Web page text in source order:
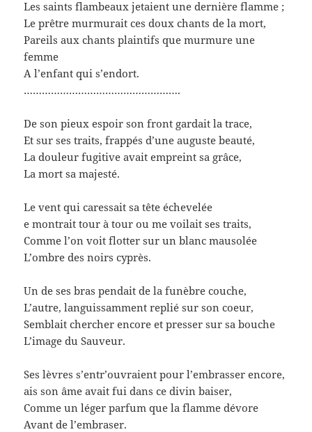
Les saints flambeaux jetaient une dernière flamme ;
Le prêtre murmurait ces doux chants de la mort,
Pareils aux chants plaintifs que murmure une
femme
A l’enfant qui s’endort.
…………………………………………….
De son pieux espoir son front gardait la trace,
Et sur ses traits, frappés d’une auguste beauté,
La douleur fugitive avait empreint sa grâce,
La mort sa majesté.
Le vent qui caressait sa tête échevelée
e montrait tour à tour ou me voilait ses traits,
Comme l’on voit flotter sur un blanc mausolée
L’ombre des noirs cyprès.
Un de ses bras pendait de la funèbre couche,
L’autre, languissamment replié sur son coeur,
Semblait chercher encore et presser sur sa bouche
L’image du Sauveur.
Ses lèvres s’entr’ouvraient pour l’embrasser encore,
ais son âme avait fui dans ce divin baiser,
Comme un léger parfum que la flamme dévore
Avant de l’embraser.